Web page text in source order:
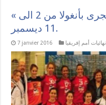
« كان 2016 للسيّدات » ستُجرى بأنغولا من 2 الى
11 ديسمبر.
7 janvier 2016 نهائيات أمم إفريقيا